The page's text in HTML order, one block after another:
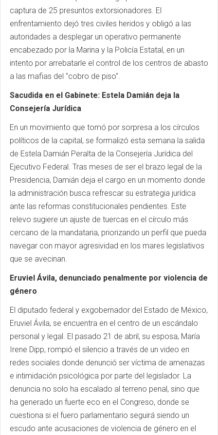
captura de 25 presuntos extorsionadores. El
enfrentamiento dejó tres civiles heridos y obligó a las
autoridades a desplegar un operativo permanente
encabezado por la Marina y la Policía Estatal, en un
intento por arrebatarle el control de los centros de abasto
a las mafias del "cobro de piso".
Sacudida en el Gabinete: Estela Damián deja la
Consejería Jurídica
En un movimiento que tomó por sorpresa a los círculos
políticos de la capital, se formalizó esta semana la salida
de Estela Damián Peralta de la Consejería Jurídica del
Ejecutivo Federal. Tras meses de ser el brazo legal de la
Presidencia, Damián deja el cargo en un momento donde
la administración busca refrescar su estrategia jurídica
ante las reformas constitucionales pendientes. Este
relevo sugiere un ajuste de tuercas en el círculo más
cercano de la mandataria, priorizando un perfil que pueda
navegar con mayor agresividad en los mares legislativos
que se avecinan.
Eruviel Ávila, denunciado penalmente por violencia de
género
El diputado federal y exgobernador del Estado de México,
Eruviel Ávila, se encuentra en el centro de un escándalo
personal y legal. El pasado 21 de abril, su esposa, María
Irene Dipp, rompió el silencio a través de un video en
redes sociales donde denunció ser víctima de amenazas
e intimidación psicológica por parte del legislador. La
denuncia no solo ha escalado al terreno penal, sino que
ha generado un fuerte eco en el Congreso, donde se
cuestiona si el fuero parlamentario seguirá siendo un
escudo ante acusaciones de violencia de género en el